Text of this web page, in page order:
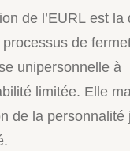
de l’EURL est la
de
unipersonnelle à
limitée. Elle
de la personnalité